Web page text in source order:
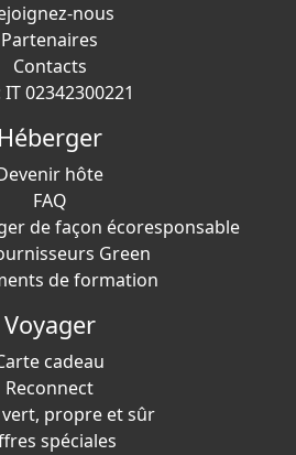
nous
Partenaires
Contacts
IT 02342300221
Héberger
hôte
FAQ
de façon écoresponsable
Green
de formation
Voyager
cadeau
Reconnect
propre et sûr
spéciales